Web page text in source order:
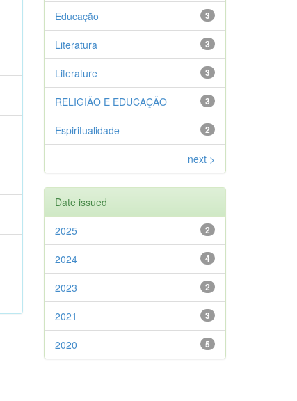
3
Educação
3
Literatura
3
Literature
3
RELIGIÃO E EDUCAÇÃO
2
Espiritualidade
next >
Date issued
2
2025
4
2024
2
2023
3
2021
5
2020